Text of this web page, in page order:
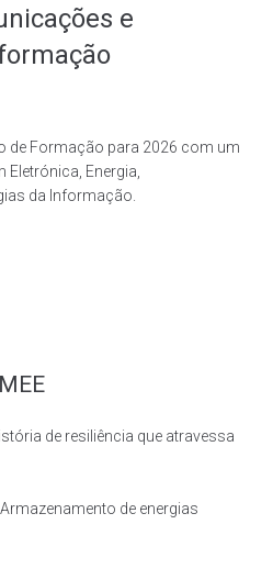
e
de Formação para 2026 com um
Eletrónica, Energia,
da Informação.
de resiliência que atravessa
de energias